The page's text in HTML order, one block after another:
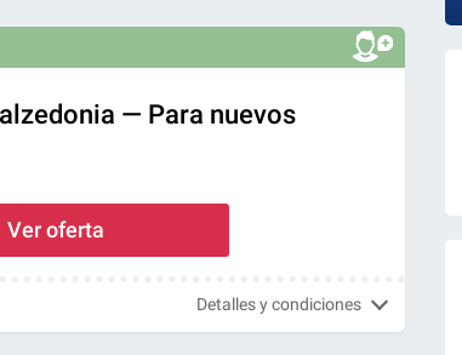
— Para nuevos
Ver oferta
Detalles y condiciones